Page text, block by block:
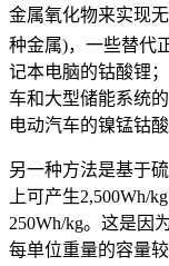
金属氧化物来实现
种金属)，一些替代
记本电脑的钴酸锂
车和大型储能系统
电动汽车的镍锰钴酸
另一种方法是基于
上可产生2,500Wh/
250Wh/kg。这是因
每单位重量的容量